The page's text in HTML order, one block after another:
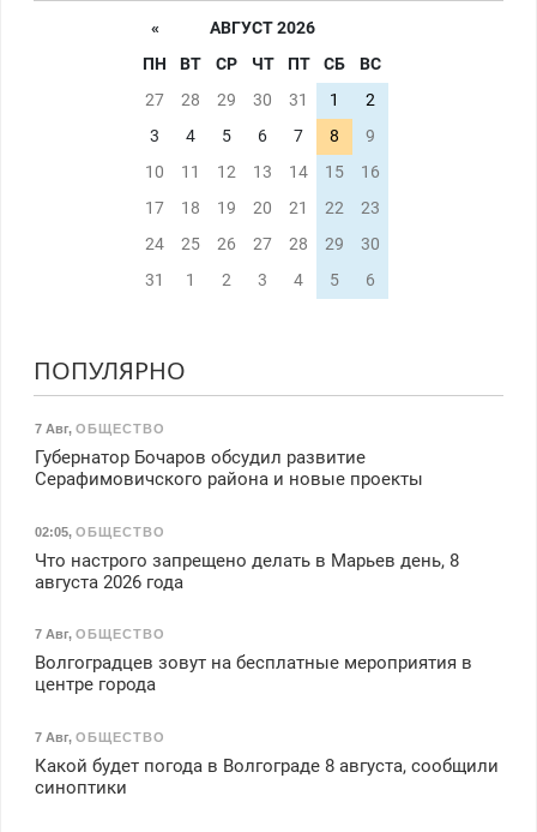
«
АВГУСТ 2026
ПН
ВТ СР ЧТ ПТ СБ
ВС
27
28 29 30 31 1
2
3
4 5 6 7 8
9
10
11 12 13 14 15
16
17
18 19 20 21 22
23
24
25 26 27 28 29
30
31
1 2 3 4 5 6
ПОПУЛЯРНО
7 Авг, ОБЩЕСТВО
Губернатор Бочаров обсудил развитие
Серафимовичского района и новые проекты
02:05, ОБЩЕСТВО
Что настрого запрещено делать в Марьев день, 8
августа 2026 года
7 Авг, ОБЩЕСТВО
Волгоградцев зовут на бесплатные мероприятия в
центре города
7 Авг, ОБЩЕСТВО
Какой будет погода в Волгограде 8 августа, сообщили
синоптики